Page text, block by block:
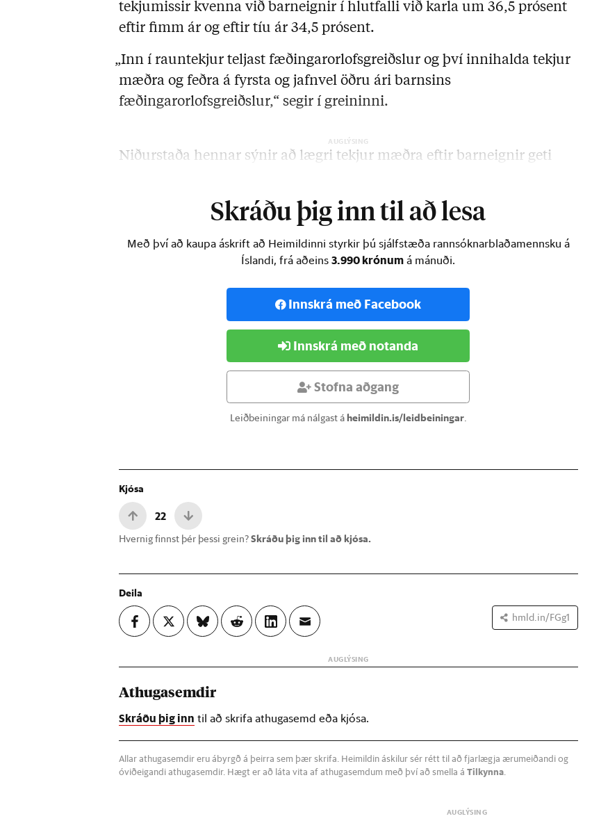
tekjumissir kvenna við barneignir í hlutfalli við karla um 36,5 prósent
eftir fimm ár og eftir tíu ár 34,5 prósent.
„Inn í rauntekjur teljast fæðingarorlofsgreiðslur og því innihalda tekjur
mæðra og feðra á fyrsta og jafnvel öðru ári barnsins
fæðingarorlofsgreiðslur,“ segir í greininni.
Niðurstaða hennar sýnir að lægri tekjur mæðra eftir barneignir geti
Skráðu þig inn til að lesa
Með því að kaupa áskrift að Heimildinni styrkir þú sjálfstæða rannsóknarblaðamennsku á
Íslandi, frá aðeins3.990 krónum á mánuði.
Innskrá með Facebook
Innskrá með notanda
Stofna aðgang
Leiðbeiningar má nálgast áheimildin.is/leidbeiningar.
Kjósa
22
Hvernig finnst þér þessi grein?Skráðu þig inn til að kjósa.
Deila
hmld.in/FGg1
Athugasemdir
Skráðu þig inn til að skrifa athugasemd eða kjósa.
Allar athugasemdir eru ábyrgð á þeirra sem þær skrifa. Heimildin áskilur sér rétt til að fjarlægja ærumeiðandi og
óviðeigandi athugasemdir. Hægt er að láta vita af athugasemdum með því að smella áTilkynna